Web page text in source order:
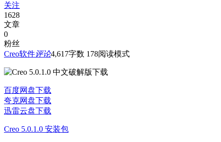
关注
1628
文章
0
粉丝
Creo软件评论4,617字数 178阅读模式
百度网盘下载
夸克网盘下载
迅雷云盘下载
Creo 5.0.1.0 安装包